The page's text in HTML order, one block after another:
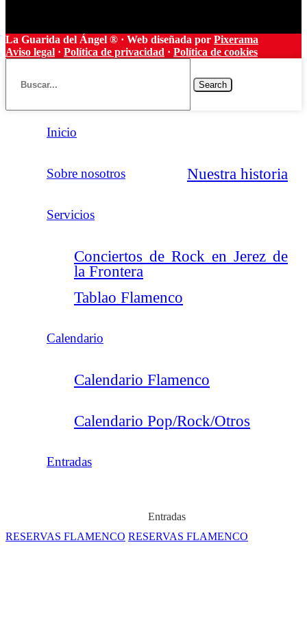
La Guarida del Ángel ® · Web diseñada por Pixerama
Aviso legal · Política de privacidad · Política de cookies
Search
Inicio
Sobre nosotros Nuestra historia
Servicios
Conciertos de Rock en Jerez de
la Frontera
Tablao Flamenco
Calendario
Calendario Flamenco
Calendario Pop/Rock/Otros
Entradas
Entradas
RESERVAS FLAMENCO RESERVAS FLAMENCO